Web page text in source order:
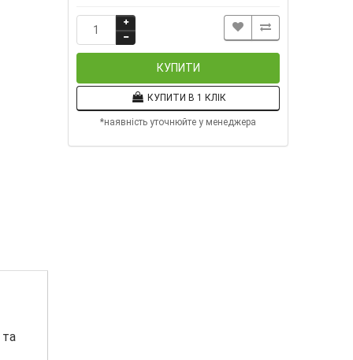
КУПИТИ
КУПИТИ В 1 КЛІК
*наявність уточнюйте у менеджера